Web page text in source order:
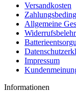
Versandkosten
Allgemeine
Impressum
Informationen